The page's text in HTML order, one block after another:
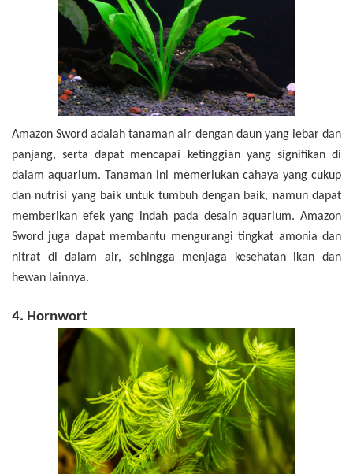
Amazon Sword adalah tanaman air dengan daun yang lebar dan
panjang, serta dapat mencapai ketinggian yang signifikan di
dalam aquarium. Tanaman ini memerlukan cahaya yang cukup
dan nutrisi yang baik untuk tumbuh dengan baik, namun dapat
memberikan efek yang indah pada desain aquarium. Amazon
Sword juga dapat membantu mengurangi tingkat amonia dan
nitrat di dalam air, sehingga menjaga kesehatan ikan dan
hewan lainnya.
4. Hornwort